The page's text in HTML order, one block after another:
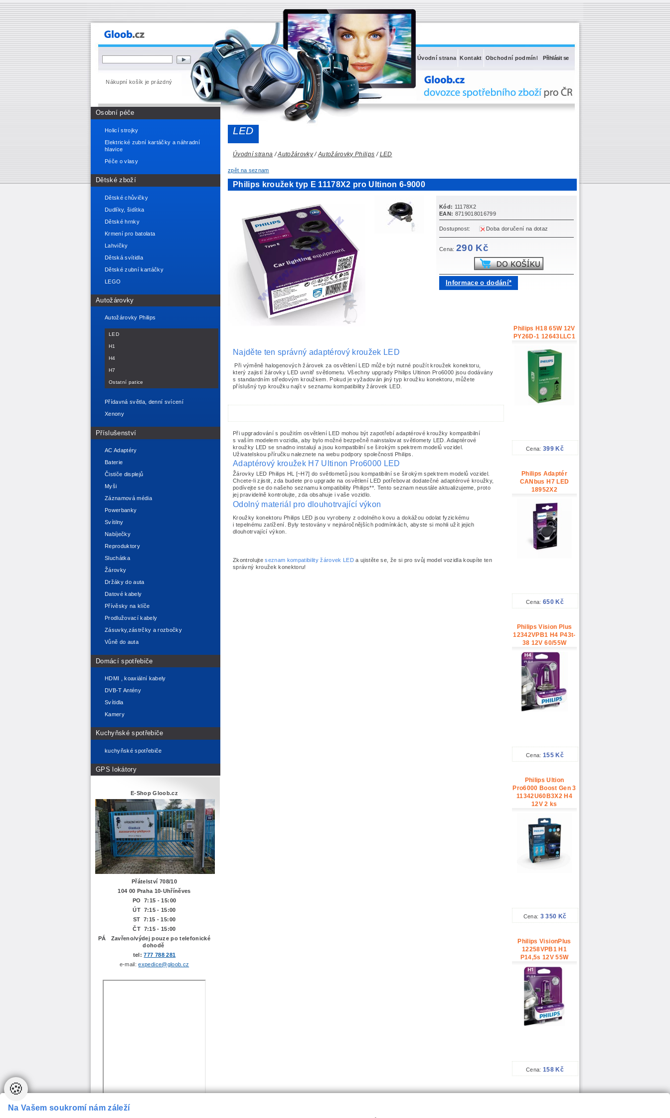
Přihlásit se
Úvodní strana Kontakt Obchodní podmínky
Nákupní košík je prázdný
Osobní péče
Holicí strojky
Elektrické zubní kartáčky a náhradní
hlavice
Péče o vlasy
Dětské zboží
Dětské chůvičky
Dudlíky, šidítka
Dětské hrnky
Krmení pro batolata
Lahvičky
Dětská svítidla
Dětské zubní kartáčky
LEGO
Autožárovky
Autožárovky Philips
LED
H1
H4
H7
Ostatní patice
Přídavná světla, denní svícení
Xenony
Příslušenství
AC Adaptéry
Baterie
Čističe displejů
Myši
Záznamová média
Powerbanky
Svítilny
Nabíječky
Reproduktory
Sluchátka
Žárovky
Držáky do auta
Datové kabely
Přívěsky na klíče
Prodlužovací kabely
Zásuvky,zástrčky a rozbočky
Vůně do auta
Domácí spotřebiče
HDMI , koaxiální kabely
DVB-T Antény
Svítidla
Kamery
Kuchyňské spotřebiče
kuchyňské spotřebiče
GPS lokátory
E-Shop Gloob.cz
Přátelství 708/10
104 00 Praha 10-Uhříněves
PO 7:15 - 15:00
ÚT 7:15 - 15:00
ST 7:15 - 15:00
ČT 7:15 - 15:00
PÁ Zavřeno/výdej pouze po telefonické
dohodě
tel:777 788 281
e-mail:expedice@gloob.cz
LED
Úvodní strana /Autožárovky/Autožárovky Philips /LED
zpět na seznam
Philips kroužek typ E 11178X2 pro Ultinon 6-9000
Kód: 11178X2
EAN: 8719018016799
Dostupnost: Doba doručení na dotaz
Cena:290 Kč
Informace o dodání*
Philips H18 65W 12V
PY26D-1 12643LLC1
Cena: 399 Kč
Philips Adaptér
CANbus H7 LED
18952X2
Cena: 650 Kč
Philips Vision Plus
12342VPB1 H4 P43t-
38 12V 60/55W
Cena: 155 Kč
Philips Ultion
Pro6000 Boost Gen 3
11342U60B3X2 H4
12V 2 ks
Cena: 3 350 Kč
Philips VisionPlus
12258VPB1 H1
P14,5s 12V 55W
Cena: 158 Kč
Najděte ten správný adaptérový kroužek LED
Při výměně halogenových žárovek za osvětlení LED může být nutné použít kroužek konektoru,
který zajistí žárovky LED uvnitř světlometu. Všechny upgrady Philips Ultinon Pro6000 jsou dodávány
s standardním středovým kroužkem. Pokud je vyžadován jiný typ kroužku konektoru, můžete
příslušný typ kroužku najít v seznamu kompatibility žárovek LED.
Při upgradování s použitím osvětlení LED mohou být zapotřebí adaptérové kroužky kompatibilní
s vaším modelem vozidla, aby bylo možné bezpečně nainstalovat světlomety LED. Adaptérové
kroužky LED se snadno instalují a jsou kompatibilní se širokým spektrem modelů vozidel.
Uživatelskou příručku naleznete na webu podpory společnosti Philips.
Adaptérový kroužek H7 Ultinon Pro6000 LED
Žárovky LED Philips HL [~H7] do světlometů jsou kompatibilní se širokým spektrem modelů vozidel.
Chcete-li zjistit, zda budete pro upgrade na osvětlení LED potřebovat dodatečné adaptérové kroužky,
podívejte se do našeho seznamu kompatibility Philips**. Tento seznam neustále aktualizujeme, proto
jej pravidelně kontrolujte, zda obsahuje i vaše vozidlo.
Odolný materiál pro dlouhotrvající výkon
Kroužky konektoru Philips LED jsou vyrobeny z odolného kovu a dokážou odolat fyzickému
i tepelnému zatížení. Byly testovány v nejnáročnějších podmínkách, abyste si mohli užít jejich
dlouhotrvající výkon.
Zkontrolujteseznam kompatibility žárovek LED a ujistěte se, že si pro svůj model vozidla koupíte ten
správný kroužek konektoru!
🍪
Na Vašem soukromí nám záleží